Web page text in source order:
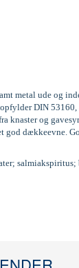
metal ude og
DIN
og
dækkeevne.